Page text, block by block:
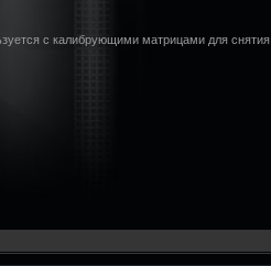
с калибрующими матрицами для снятия